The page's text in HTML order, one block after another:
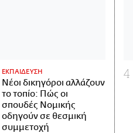
ΕΚΠΑΙΔΕΥΣΗ
Νέοι δικηγόροι αλλάζουν
το τοπίο: Πώς οι
σπουδές Νομικής
οδηγούν σε θεσμική
συμμετοχή